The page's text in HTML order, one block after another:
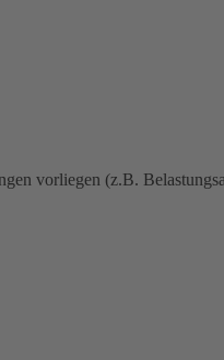
vorliegen (z.B.